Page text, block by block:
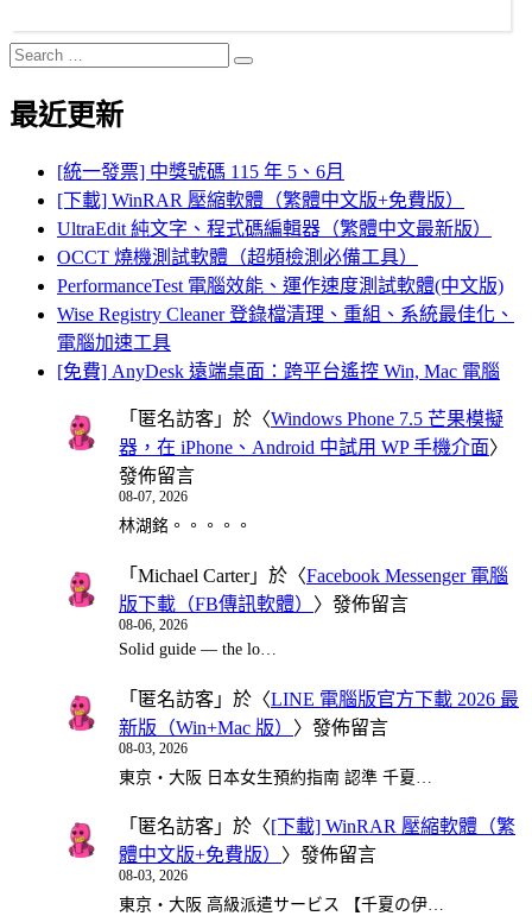
Search
for:
Search
最近更新
[統一發票] 中獎號碼 115 年 5、6月
[下載] WinRAR 壓縮軟體（繁體中文版+免費版）
UltraEdit 純文字、程式碼編輯器（繁體中文最新版）
OCCT 燒機測試軟體（超頻檢測必備工具）
PerformanceTest 電腦效能、運作速度測試軟體(中文版)
Wise Registry Cleaner 登錄檔清理、重組、系統最佳化、
電腦加速工具
[免費] AnyDesk 遠端桌面：跨平台遙控 Win, Mac 電腦
「 匿名訪客 」於〈Windows Phone 7.5 芒果模擬
器，在 iPhone、Android 中試用 WP 手機介面〉
發佈留言
08-07, 2026
林湖銘。。。。。
「 Michael Carter」於〈Facebook Messenger 電腦
版下載（FB傳訊軟體） 〉發佈留言
08-06, 2026
Solid guide — the lo…
「 匿名訪客 」於〈LINE 電腦版官方下載 2026 最
新版（Win+Mac 版） 〉發佈留言
08-03, 2026
東京・大阪 日本女生預約指南 認準 千夏…
「 匿名訪客 」於〈[下載] WinRAR 壓縮軟體（繁
體中文版+免費版） 〉發佈留言
08-03, 2026
東京・大阪 高級派遣サービス 【千夏の伊…